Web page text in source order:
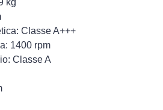
kg
Classe A+++
1400 rpm
Classe A